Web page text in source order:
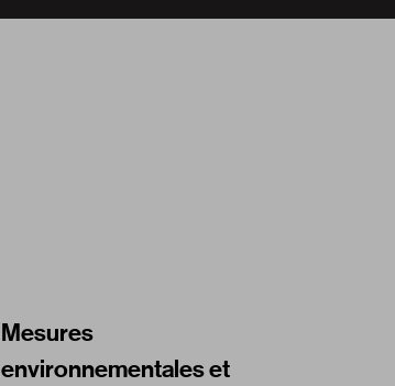
Mesures
environnementales et